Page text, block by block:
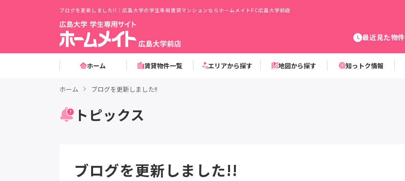
ブログを更新しました!!｜広島大学の学生専用賃貸マンションならホームメイトFC広島大学前店
最近見た物件
ホーム 賃貸物件一覧 エリアから探す 地図から探す 知っトク情報
ホーム ブログを更新しました!!
トピックス
ブログを更新しました!!